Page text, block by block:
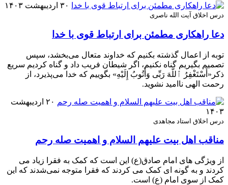
۳۰ اردیبهشت ۱۴۰۳
درس اخلاق آیت الله ناصری
دعا راهکاری مطمئن برای ارتباط قوی با خدا
توبه از اعمال گذشته بکنیم که خداوند متعال می‌بخشد، سپس
تصمیم بگیریم گناه نکنیم، اگر شیطان فریب داد و گناه کردیم سریع
ذکر«أَسْتَغْفِرُ ٱللَّهَ رَبِّی وَأَتُوبُ إِلَیْهِ» بگوییم که خدا می‌پذیرد، از
رحمت الهی ناامید نشوید.
۲۰ اردیبهشت
۱۴۰۳
درس اخلاق استاد مجاهدی
مناقب اهل بیت علیهم السلام و اهمیت صله رحم
از ویژگی های امام صادق(ع) این است که کمک به فقرا زیاد می
کردند و به گونه ای کمک می کردند که فقرا متوجه نمی‌شدند که این
کمک از سوی امام (ع) است.